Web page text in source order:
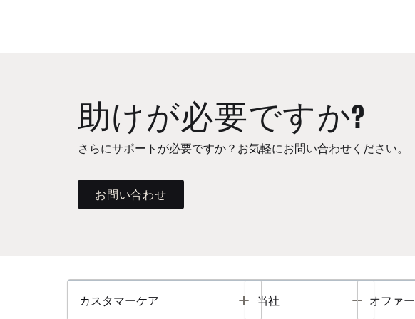
助けが必要ですか?
さらにサポートが必要ですか？お気軽にお問い合わせください。
お問い合わせ
カスタマーケア Toggle
当社 Toggle
オファー